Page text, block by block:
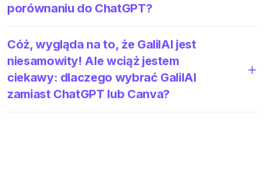
porównaniu do ChatGPT?
Cóż, wygląda na to, że GalilAI jest
niesamowity! Ale wciąż jestem
ciekawy: dlaczego wybrać GalilAI
zamiast ChatGPT lub Canva?